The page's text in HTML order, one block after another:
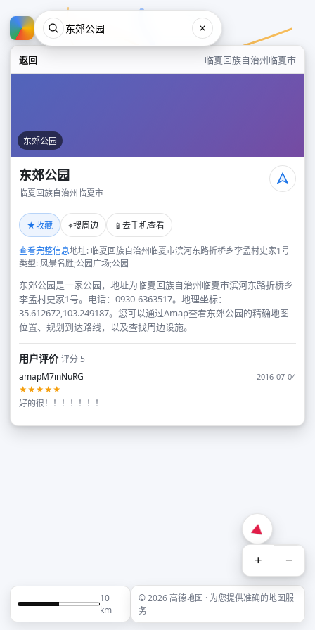
返回 临夏回族自治州临夏市
东郊公园
东郊公园
临夏回族自治州临夏市
★收藏 ⌖搜周边 📱 去手机查看
查看完整信息地址: 临夏回族自治州临夏市滨河东路折桥乡李孟村史家1号
类型: 风景名胜;公园广场;公园
东郊公园是一家公园，地址为临夏回族自治州临夏市滨河东路折桥乡
李孟村史家1号。电话：0930-6363517。地理坐标：
35.612672,103.249187。您可以通过Amap查看东郊公园的精确地图
位置、规划到达路线，以及查找周边设施。
用户评价评分 5
amapM7inNuRG
2016-07-04
★★★★★
好的很！！！！！！！
+ −
10
km
© 2026 高德地图 · 为您提供准确的地图服
务